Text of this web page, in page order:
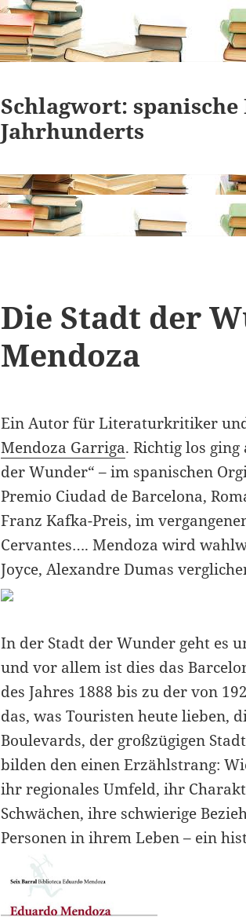
Schlagwort:
Jahrhunderts
Die Stadt der
Mendoza
Ein Autor für Literaturkritiker
Mendoza Garriga. Richtig los
der Wunder“ – im spanischen
Premio Ciudad de Barcelona,
Franz Kafka-Preis, im
Cervantes…. Mendoza wird
Joyce, Alexandre Dumas
In der Stadt der Wunder geht es
und vor allem ist dies das
des Jahres 1888 bis zu der von
das, was Touristen heute lieben,
Boulevards, der großzügigen
bilden den einen Erzählstrang:
ihr regionales Umfeld, ihr
Schwächen, ihre schwierige
Personen in ihrem Leben – ein